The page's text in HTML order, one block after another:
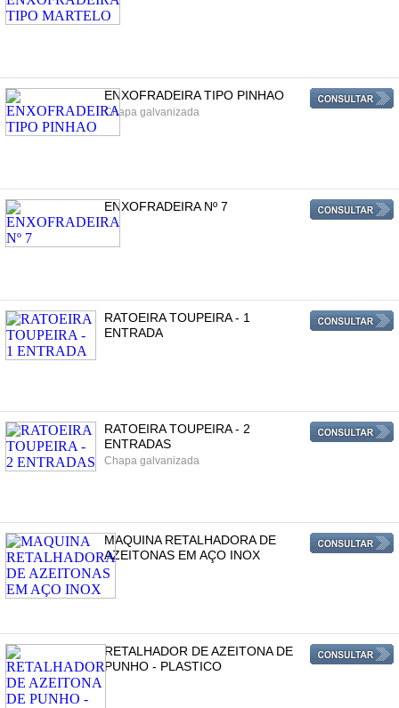
ENXOFRADEIRA TIPO PINHAO
Chapa galvanizada
ENXOFRADEIRA Nº 7
RATOEIRA TOUPEIRA - 1
ENTRADA
RATOEIRA TOUPEIRA - 2
ENTRADAS
Chapa galvanizada
MAQUINA RETALHADORA DE
AZEITONAS EM AÇO INOX
RETALHADOR DE AZEITONA DE
PUNHO - PLASTICO